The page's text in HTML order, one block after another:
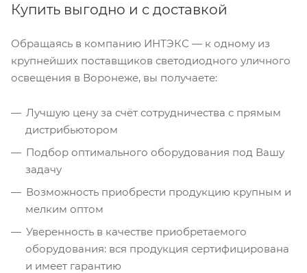
Купить выгодно и с доставкой
Обращаясь в компанию ИНТЭКС — к одному из
крупнейших поставщиков светодиодного уличного
освещения в Воронеже, вы получаете:
Лучшую цену за счёт сотрудничества с прямым
дистрибьютором
Подбор оптимального оборудования под Вашу
задачу
Возможность приобрести продукцию крупным и
мелким оптом
Уверенность в качестве приобретаемого
оборудования: вся продукция сертифицирована
и имеет гарантию